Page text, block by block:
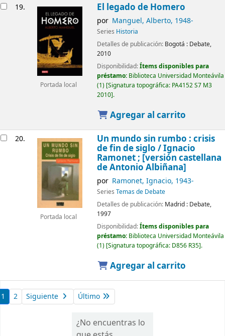
19.
Portada local
El legado de Homero
por Manguel, Alberto, 1948-
Series Historia
Detalles de publicación: Bogotá : Debate,
2010
Disponibilidad:Ítems disponibles para
préstamo: Biblioteca Universidad Monteávila
(1) Signatura topográfica: PA4152 S7 M3
2010 .
Agregar al carrito
20.
Portada local
Un mundo sin rumbo : crisis
de fin de siglo /Ignacio
Ramonet ; [versión castellana
de Antonio Albiñana]
por Ramonet, Ignacio, 1943-
Series Temas de Debate
Detalles de publicación: Madrid : Debate,
1997
Disponibilidad:Ítems disponibles para
préstamo: Biblioteca Universidad Monteávila
(1) Signatura topográfica: D856 R35 .
Agregar al carrito
1 2 Siguiente Último
¿No encuentras lo